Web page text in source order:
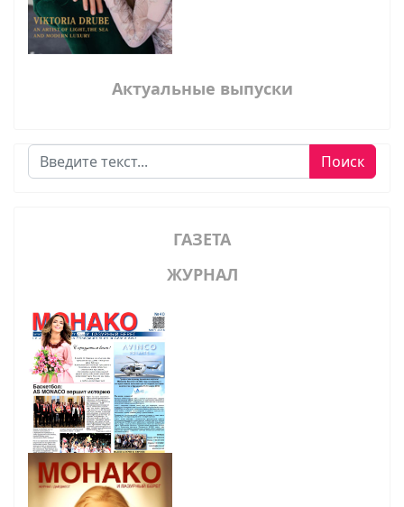
Актуальные выпуски
Поиск Поиск
ГАЗЕТА
ЖУРНАЛ